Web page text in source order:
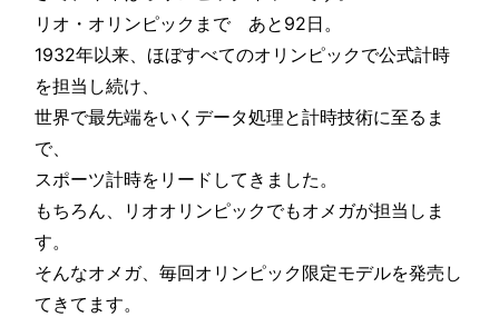
リオ・オリンピックまで あと92日。
1932年以来、ほぼすべてのオリンピックで公式計時
を担当し続け、
世界で最先端をいくデータ処理と計時技術に至るま
で、
スポーツ計時をリードしてきました。
もちろん、リオオリンピックでもオメガが担当しま
す。
そんなオメガ、毎回オリンピック限定モデルを発売し
てきてます。